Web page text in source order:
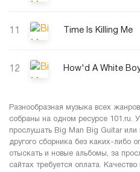
11 Time Is Killing Me
12
Разнообразная музыка всех
собраны на одном ресурсе 101.ru.
прослушать Big Man Big Guitar или
другого сборника без каких-либо
отыскать и новые альбомы, за
сайтах требуется оплата.